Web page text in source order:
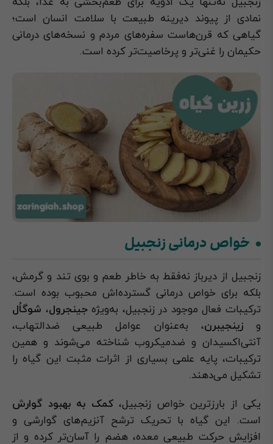
نمادی از پیوند دیرینه طبیعت با سلامت انسان است؛
گیاهی که قرن‌هاست سفره‌های مردم و نسخه‌های درمانی
حکیمان را غنی‌تر و پرخاصیت‌تر کرده است.
خواص درمانی زنجبیل
زنجبیل از دیرباز نه‌فقط به خاطر طعم و بوی تند و گرمش،
بلکه برای خواص درمانی گسترده‌اش محبوب بوده است.
ترکیبات فعال موجود در زنجبیل، به‌ویژهجینجرول، شوگاُل
وزینجیبرن، به‌عنوان عوامل طبیعی ضدالتهاب،
آنتی‌اکسیدان و ضدمیکروب شناخته می‌شوند و همین
ترکیبات، پایه علمی بسیاری از اثرات مثبت این گیاه را
تشکیل می‌دهند.
یکی از بارزترین خواص زنجبیل،کمک به بهبود گوارش
است. این گیاه با تحریک ترشح آنزیم‌های گوارشی و
افزایش حرکت طبیعی معده، هضم را آسان‌تر کرده و از